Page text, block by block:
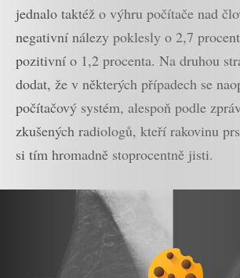
jednalo taktéž o výhru počítače nad
negativní nálezy poklesly o 2,7
pozitivní o 1,2 procenta. Na druhou
dodat, že v některých případech se
počítačový systém, alespoň podle
zkušených radiologů, kteří rakovinu
si tím hromadně stoprocentně jisti.